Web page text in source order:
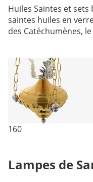
Huiles Saintes et
saintes huiles en
des Catéchumènes, le
160
Lampes de